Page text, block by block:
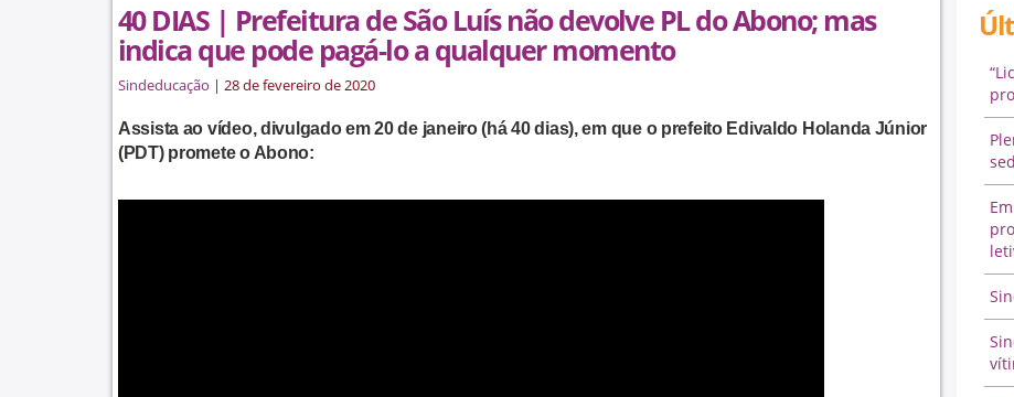
40 DIAS | Prefeitura de São Luís não devolve PL do Abono; mas
indica que pode pagá-lo a qualquer momento
Sindeducação | 28 de fevereiro de 2020
Assista ao vídeo, divulgado em 20 de janeiro (há 40 dias), em que o prefeito Edivaldo Holanda Júnior
(PDT) promete o Abono: